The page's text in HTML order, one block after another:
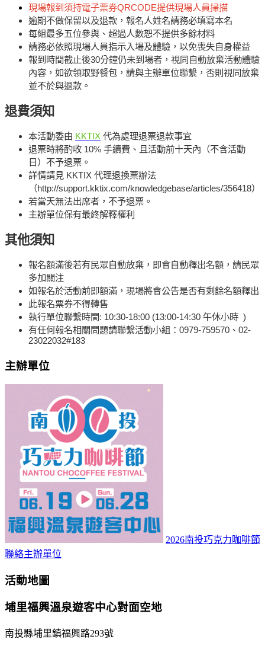
現場報到須持電子票券QRCODE提供現場人員掃描
逾期不做保留以及退款， 報名人姓名請務必填寫本名
每組最多五位參與、超過人數恕不提供多餘材料
請務必依照現場人員指示入場及體驗，以免喪失自身權益
報到時間截止後30分鐘仍未到場者，視同自動放棄活動體驗
內容，如欲領取野餐包，請與主辦單位聯繫，否則視同放棄
並不於與退款。
退費須知
本活動委由 KKTIX 代為處理退票退款事宜
退票時將酌收 10% 手續費、且活動前十天內（不含活動
日）不予退票。
詳情請見 KKTIX 代理退換票辦法
（http://support.kktix.com/knowledgebase/articles/356418）
若當天無法出席者，不予退票。
主辦單位保有最終解釋權利
其他須知
報名額滿後若有民眾自動放棄，即會自動釋出名額，請民眾
多加關注
如報名於活動前即額滿，現場將會公告是否有剩餘名額釋出
此報名票券不得轉售
執行單位聯繫時間: 10:30-18:00 (13:00-14:30 午休小時 )
有任何報名相關問題請聯繫活動小組： 0979-759570、02-
23022032#183
主辦單位
2026南投巧克力咖啡節
聯絡主辦單位
活動地圖
埔里福興溫泉遊客中心對面空地
南投縣埔里鎮福興路293號